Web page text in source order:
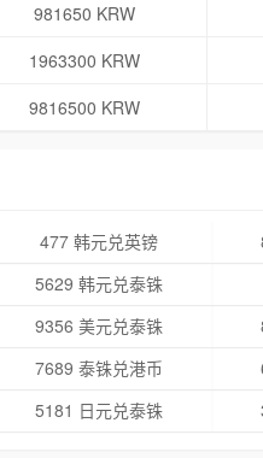
981650 KRW
1963300 KRW
9816500 KRW
477 韩元兑英镑
5629 韩元兑泰铢
9356 美元兑泰铢
7689 泰铢兑港币
5181 日元兑泰铢